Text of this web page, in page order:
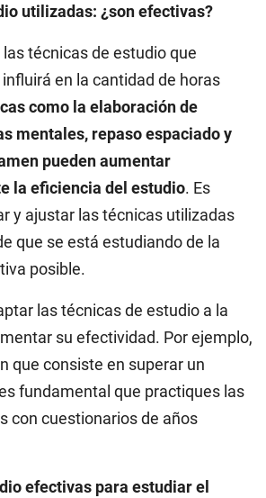
utilizadas: ¿son efectivas?
técnicas de estudio que
en la cantidad de horas
como la elaboración de
mentales, repaso espaciado y
pueden aumentar
la eficiencia del estudio. Es
y ajustar las técnicas utilizadas
que se está estudiando de la
posible.
las técnicas de estudio a la
su efectividad. Por ejemplo,
que consiste en superar un
fundamental que practiques las
con cuestionarios de años
efectivas para estudiar el